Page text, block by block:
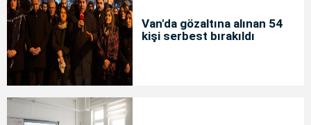
Van'da gözaltına alınan 54
kişi serbest bırakıldı